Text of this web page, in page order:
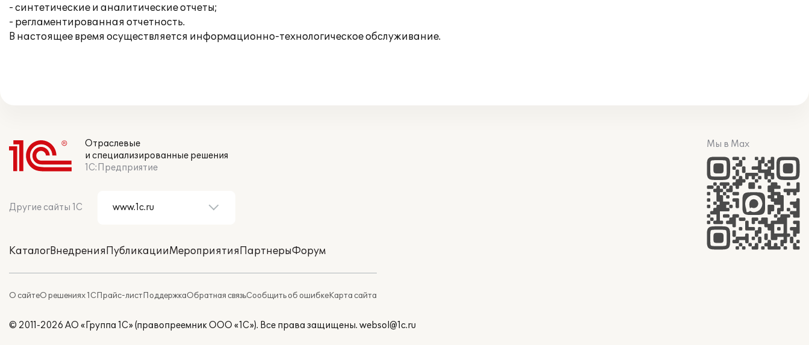
- синтетические и аналитические отчеты;
- регламентированная отчетность.
В настоящее время осуществляется информационно-технологическое обслуживание.
Отраслевые
и специализированные решения
1С:Предприятие
Другие сайты 1С
КаталогВнедренияПубликацииМероприятияПартнерыФорум
О сайтеО решениях 1СПрайс-листПоддержкаОбратная связьСообщить об ошибкеКарта сайта
Мы в Max
© 2011-2026 АО «Группа 1С» (правопреемник ООО «1С»). Все права защищены. websol@1c.ru